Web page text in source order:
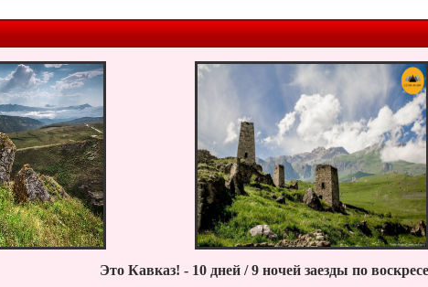
Это Кавказ! - 10 дней / 9 ночей заезды по